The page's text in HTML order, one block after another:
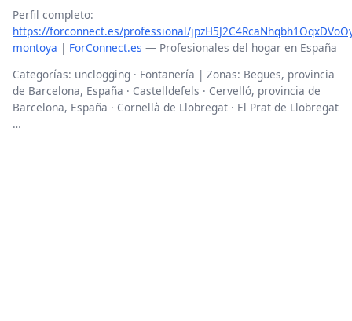
Perfil completo:
https://forconnect.es/professional/
montoya | ForConnect.es — Profesionales del hogar en España
Categorías: unclogging · Fontanería | Zonas: Begues, provincia
de Barcelona, España · Castelldefels · Cervelló, provincia de
Barcelona, España · Cornellà de Llobregat · El Prat de Llobregat
…